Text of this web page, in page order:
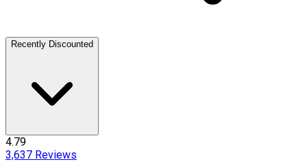
Recently Discounted
4.79
3,637 Reviews